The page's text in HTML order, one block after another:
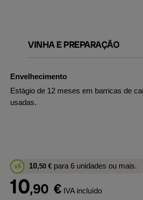
VINHA E PREPARAÇÃO
Envelhecimento
Estágio de 12 meses em barricas de
usadas.
x6 10,50 € para 6 unidades ou mais.
10,90 € IVA incluído